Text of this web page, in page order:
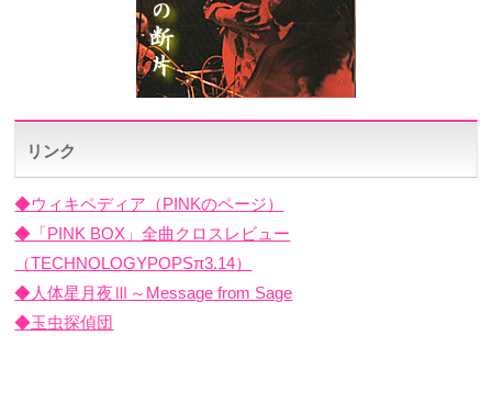
リンク
◆ウィキペディア（PINKのページ）
◆「PINK BOX」全曲クロスレビュー
（TECHNOLOGYPOPSπ3.14）
◆人体星月夜Ⅲ～Message from Sage
◆玉虫探偵団